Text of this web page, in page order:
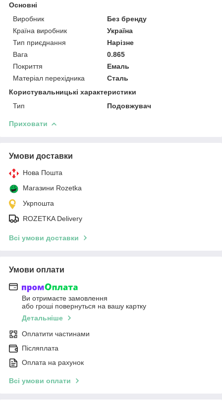
Основні
Виробник
Без бренду
Країна виробник
Україна
Тип приєднання
Нарізне
Вага
0.865
Покриття
Емаль
Матеріал перехідника
Сталь
Користувальницькі характеристики
Тип
Подовжувач
Приховати
Умови доставки
Нова Пошта
Магазини Rozetka
Укрпошта
ROZETKA Delivery
Всі умови доставки
Умови оплати
Ви отримаєте замовлення
або гроші повернуться на вашу картку
Детальніше
Оплатити частинами
Післяплата
Оплата на рахунок
Всі умови оплати